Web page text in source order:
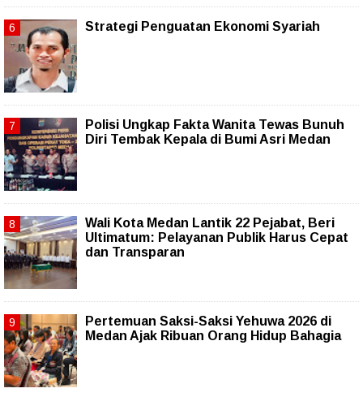
Strategi Penguatan Ekonomi Syariah
Polisi Ungkap Fakta Wanita Tewas Bunuh
Diri Tembak Kepala di Bumi Asri Medan
Wali Kota Medan Lantik 22 Pejabat, Beri
Ultimatum: Pelayanan Publik Harus Cepat
dan Transparan
Pertemuan Saksi-Saksi Yehuwa 2026 di
Medan Ajak Ribuan Orang Hidup Bahagia